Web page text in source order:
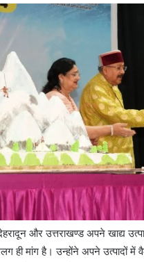
और उत्तराखण्ड अपने खाद्य
ही मांग है। उन्होंने अपने उत्पादों में